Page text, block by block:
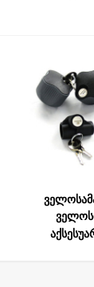
შეარჩიოთ:
ველოსიპედის